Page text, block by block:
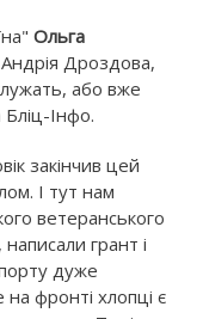
Ольга
Дроздова,
або вже
Інфо.
закінчив цей
І тут нам
ветеранського
грант і
дуже
на фронті хлопці є